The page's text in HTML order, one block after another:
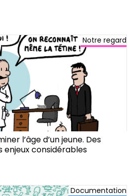
Notre regard
l’âge d’un jeune. Des
enjeux considérables
Documentation